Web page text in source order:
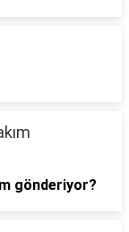
gönderiyor?